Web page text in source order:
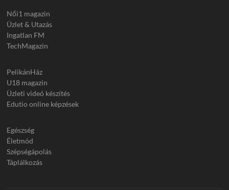
Női1 magazin
Üzlet & Utazás
Ingatlan FM
TechMagazin
PelikánHáz
U18 magazin
Üzleti videó készítés
Edutio online képzések
Egészség
Életmód
Szépségápolás
Táplálkozás